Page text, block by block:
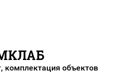
комплектация объектов